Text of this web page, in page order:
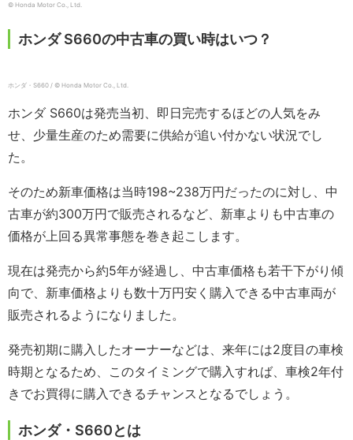
© Honda Motor Co., Ltd.
ホンダ S660の中古車の買い時はいつ？
ホンダ・S660 / © Honda Motor Co., Ltd.
ホンダ S660は発売当初、即日完売するほどの人気をみ
せ、少量生産のため需要に供給が追い付かない状況でし
た。
そのため新車価格は当時198~238万円だったのに対し、中
古車が約300万円で販売されるなど、新車よりも中古車の
価格が上回る異常事態を巻き起こします。
現在は発売から約5年が経過し、中古車価格も若干下がり傾
向で、新車価格よりも数十万円安く購入できる中古車両が
販売されるようになりました。
発売初期に購入したオーナーなどは、来年には2度目の車検
時期となるため、このタイミングで購入すれば、車検2年付
きでお買得に購入できるチャンスとなるでしょう。
ホンダ・S660とは